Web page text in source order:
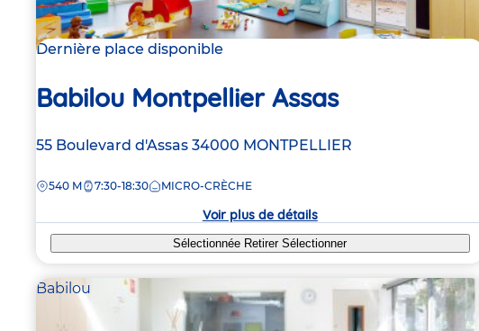
Dernière place disponible
Babilou Montpellier Assas
Adresse
la
55 Boulevard d'Assas 34000 MONTPELLIER
DISTANCE
540 M 7:30-18:30 MICRO-CRÈCHE
Voir plus de détails
Sélectionnée RetirerSélectionner
Babilou